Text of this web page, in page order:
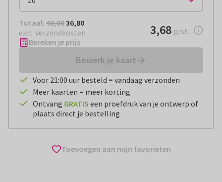
Totaal: € 36,80
Totaal: 40,8036,80
excl. verzendkosten
€ 3,68per stuk
3,68 p/st.
Bereken je prijs
Bewerk je kaart
Voor 21:00 uur besteld = vandaag verzonden
Meer kaarten = meer korting
Ontvang GRATIS een proefdruk van je ontwerp of
plaats direct je bestelling
Toevoegen aan mijn favorieten